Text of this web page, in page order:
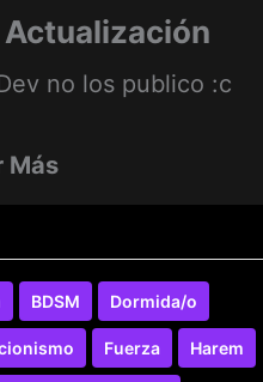
no los publico :c
Más
BDSM Dormida/o
Fuerza Harem